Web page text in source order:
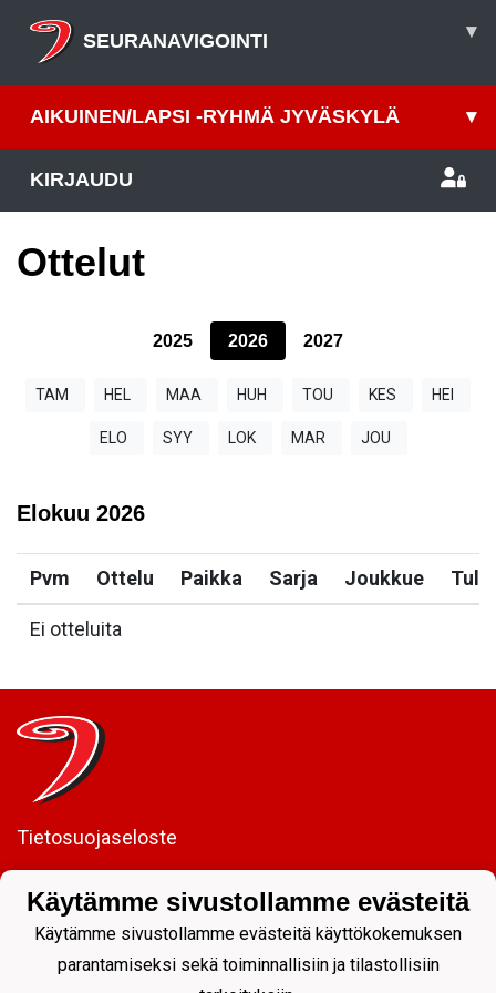
SEURANAVIGOINTI ▾
AIKUINEN/LAPSI -RYHMÄ JYVÄSKYLÄ ▾
KIRJAUDU
Ottelut
2025 2026 2027
TAM HEL MAA HUH TOU KES HEI
ELO SYY LOK MAR JOU
Elokuu 2026
Pvm Ottelu Paikka Sarja Joukkue
Ei otteluita
Tietosuojaseloste
Kuntoportti 5 | 40700 JYVÄSKYLÄ |
Käytämme sivustollamme evästeitä
Käytämme sivustollamme evästeitä käyttökokemuksen
parantamiseksi sekä toiminnallisiin ja tilastollisiin